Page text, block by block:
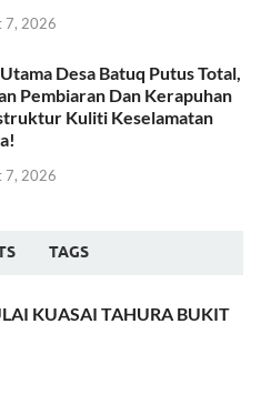
7, 2026
Desa Batuq Putus Total,
Pembiaran Dan Kerapuhan
Kuliti Keselamatan
7, 2026
TAGS
KUASAI TAHURA BUKIT